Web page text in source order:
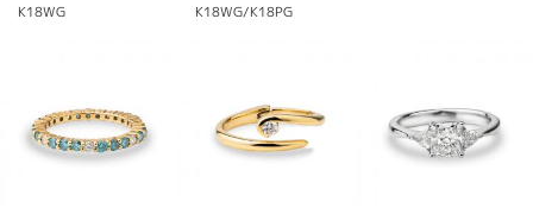
K18WG K18WG/K18PG